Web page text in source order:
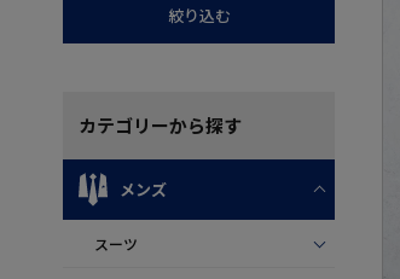
絞り込む
カテゴリーから探す
メンズ
スーツ